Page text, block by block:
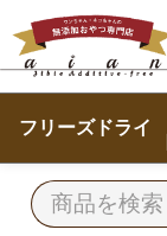
フリーズドライ